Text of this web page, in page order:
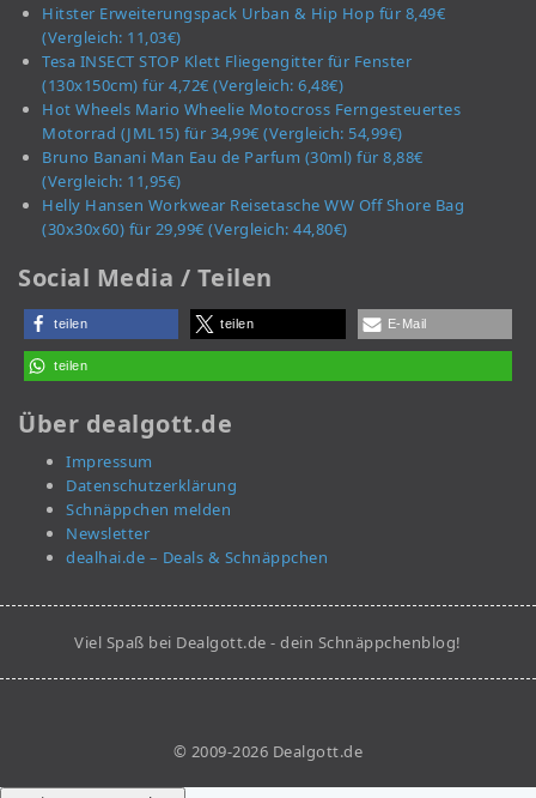
Hitster Erweiterungspack Urban & Hip Hop für 8,49€
(Vergleich: 11,03€)
Tesa INSECT STOP Klett Fliegengitter für Fenster
(130x150cm) für 4,72€ (Vergleich: 6,48€)
Hot Wheels Mario Wheelie Motocross Ferngesteuertes
Motorrad (JML15) für 34,99€ (Vergleich: 54,99€)
Bruno Banani Man Eau de Parfum (30ml) für 8,88€
(Vergleich: 11,95€)
Helly Hansen Workwear Reisetasche WW Off Shore Bag
(30x30x60) für 29,99€ (Vergleich: 44,80€)
Social Media / Teilen
teilen teilen E-Mail
teilen
Über dealgott.de
Impressum
Datenschutzerklärung
Schnäppchen melden
Newsletter
dealhai.de – Deals & Schnäppchen
Viel Spaß bei Dealgott.de - dein Schnäppchenblog!
© 2009-2026 Dealgott.de